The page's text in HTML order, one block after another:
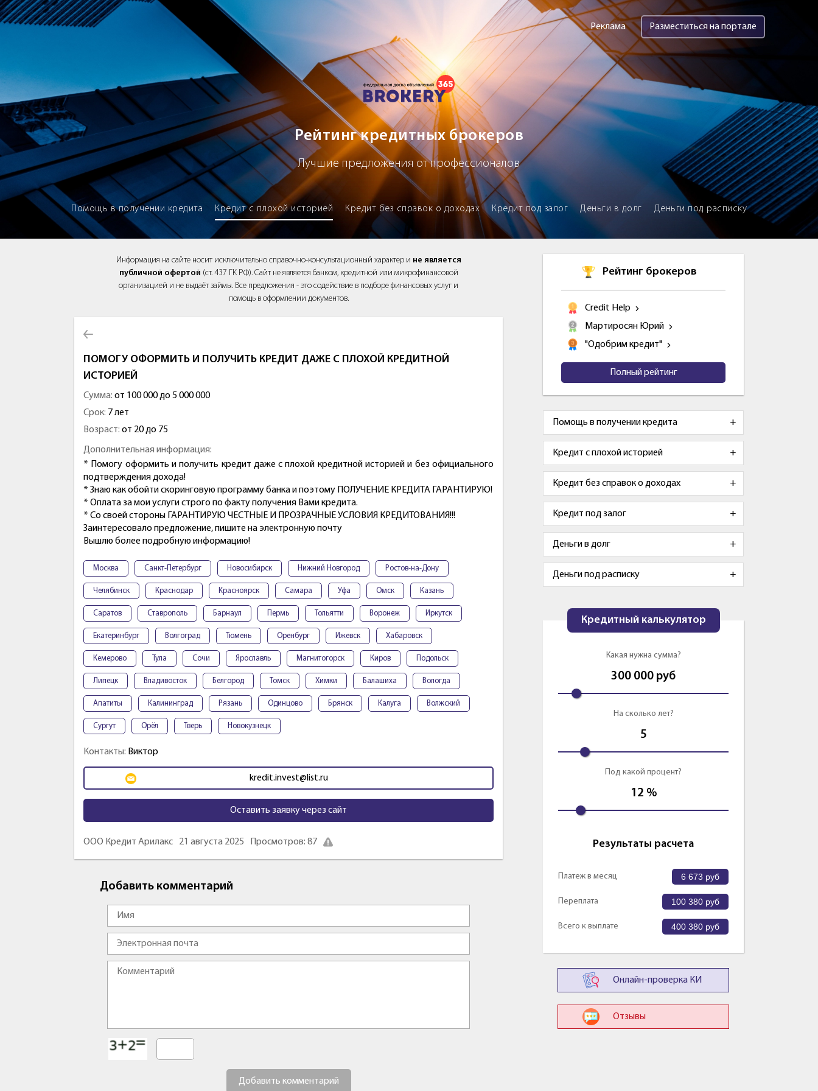
Brokery365 - Рейтинг кредитных брокеров
Реклама Разместиться на портале
Рейтинг кредитных брокеров
Лучшие предложения от профессионалов
Помощь в получении кредита Кредит с плохой историей Кредит без справок о доходах Кредит под залог Деньги в долг Деньги под расписку
Информация на сайте носит исключительно справочно-консультационный характер и не является
публичной офертой (ст. 437 ГК РФ). Сайт не является банком, кредитной или микрофинансовой
организацией и не выдаёт займы. Все предложения - это содействие в подборе финансовых услуг и
помощь в оформлении документов.
ПОМОГУ ОФОРМИТЬ И ПОЛУЧИТЬ КРЕДИТ ДАЖЕ С ПЛОХОЙ КРЕДИТНОЙ
ИСТОРИЕЙ
Сумма: от 100 000 до 5 000 000
Срок: 7 лет
Возраст: от 20 до 75
Дополнительная информация:
* Помогу оформить и получить кредит даже с плохой кредитной историей и без официального
подтверждения дохода!
* Знаю как обойти скоринговую программу банка и поэтому ПОЛУЧЕНИЕ КРЕДИТА ГАРАНТИРУЮ!
* Оплата за мои услуги строго по факту получения Вами кредита.
* Со своей стороны ГАРАНТИРУЮ ЧЕСТНЫЕ И ПРОЗРАЧНЫЕ УСЛОВИЯ КРЕДИТОВАНИЯ!!!
Заинтересовало предложение, пишите на электронную почту
Вышлю более подробную информацию!
Москва Санкт-Петербург Новосибирск Нижний Новгород Ростов-на-Дону
Челябинск Краснодар Красноярск Самара Уфа Омск Казань
Саратов Ставрополь Барнаул Пермь Тольятти Воронеж Иркутск
Екатеринбург Волгоград Тюмень Оренбург Ижевск Хабаровск
Кемерово Тула Сочи Ярославль Магнитогорск Киров Подольск
Липецк Владивосток Белгород Томск Химки Балашиха Вологда
Апатиты Калининград Рязань Одинцово Брянск Калуга Волжский
Сургут Орёл Тверь Новокузнецк
Контакты: Виктор
kredit.invest@list.ru
Оставить заявку через сайт
ООО Кредит Арилакс 21 августа 2025 Просмотров: 87
Добавить комментарий
Добавить комментарий
Рейтинг брокеров
Credit Help
Мартиросян Юрий
"Одобрим кредит"
Полный рейтинг
Помощь в получении кредита
Кредит с плохой историей
Кредит без справок о доходах
Кредит под залог
Деньги в долг
Деньги под расписку
Кредитный калькулятор
Какая нужна сумма?
300 000 руб
На сколько лет?
5
Под какой процент?
12 %
Результаты расчета
Платеж в месяц 6 673 руб
Переплата 100 380 руб
Всего к выплате 400 380 руб
Онлайн-проверка КИ
Отзывы